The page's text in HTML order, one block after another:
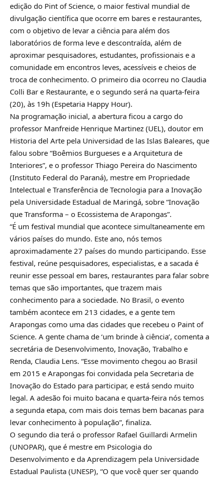
edição do Pint of Science, o maior festival mundial de
divulgação científica que ocorre em bares e restaurantes,
com o objetivo de levar a ciência para além dos
laboratórios de forma leve e descontraída, além de
aproximar pesquisadores, estudantes, profissionais e a
comunidade em encontros leves, acessíveis e cheios de
troca de conhecimento. O primeiro dia ocorreu no Claudia
Colli Bar e Restaurante, e o segundo será na quarta-feira
(20), às 19h (Espetaria Happy Hour).
Na programação inicial, a abertura ficou a cargo do
professor Manfreide Henrique Martinez (UEL), doutor em
Historia del Arte pela Universidad de las Islas Baleares, que
falou sobre “Boêmios Burgueses e a Arquitetura de
Interiores”, e o professor Thiago Pereira do Nascimento
(Instituto Federal do Paraná), mestre em Propriedade
Intelectual e Transferência de Tecnologia para a Inovação
pela Universidade Estadual de Maringá, sobre “Inovação
que Transforma – o Ecossistema de Arapongas”.
“É um festival mundial que acontece simultaneamente em
vários países do mundo. Este ano, nós temos
aproximadamente 27 países do mundo participando. Esse
festival, reúne pesquisadores, especialistas, e a sacada é
reunir esse pessoal em bares, restaurantes para falar sobre
temas que são importantes, que trazem mais
conhecimento para a sociedade. No Brasil, o evento
também acontece em 213 cidades, e a gente tem
Arapongas como uma das cidades que recebeu o Paint of
Science. A gente chama de ‘um brinde à ciência’, comenta a
secretária de Desenvolvimento, Inovação, Trabalho e
Renda, Claudia Lens. “Esse movimento chegou ao Brasil
em 2015 e Arapongas foi convidada pela Secretaria de
Inovação do Estado para participar, e está sendo muito
legal. A adesão foi muito bacana e quarta-feira nós temos
a segunda etapa, com mais dois temas bem bacanas para
levar conhecimento à população”, finaliza.
O segundo dia terá o professor Rafael Guillardi Armelin
(UNOPAR), que é mestre em Psicologia do
Desenvolvimento e da Aprendizagem pela Universidade
Estadual Paulista (UNESP), “O que você quer ser quando